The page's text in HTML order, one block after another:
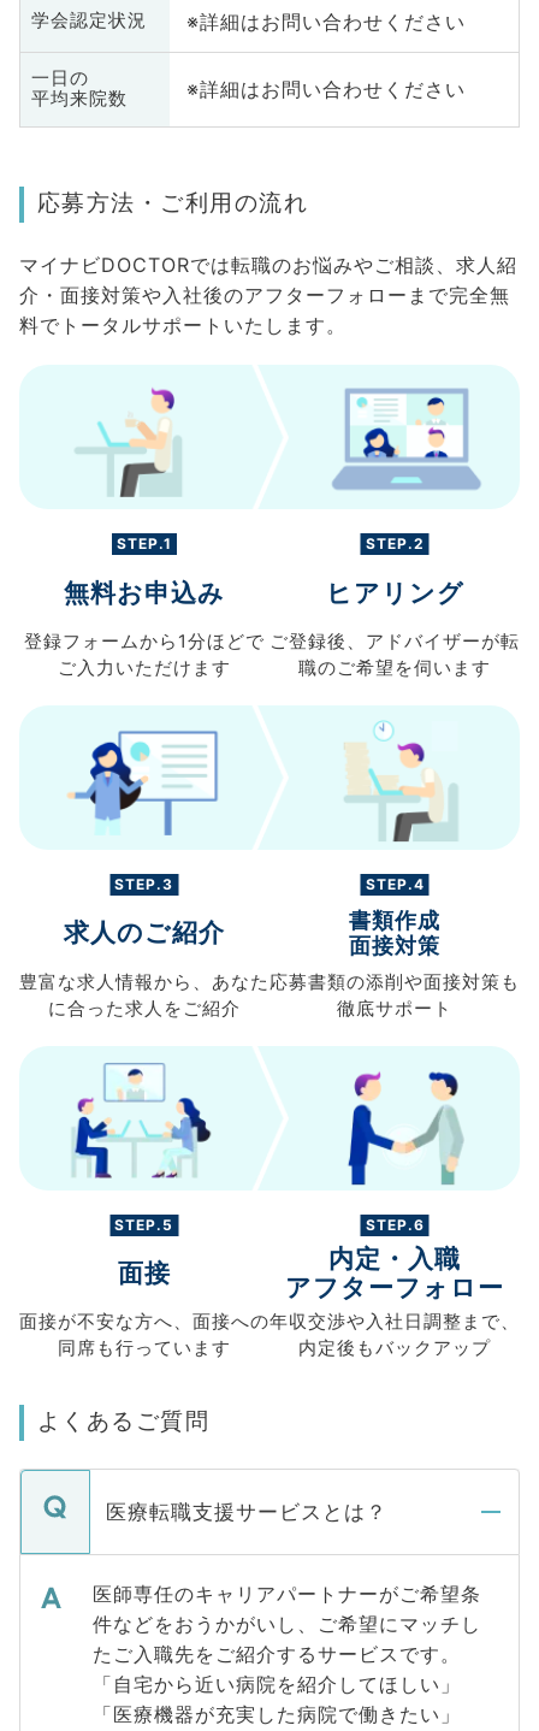
学会認定状況 ※詳細はお問い合わせください
一日の
平均来院数
※詳細はお問い合わせください
応募方法・ご利用の流れ
マイナビDOCTORでは転職のお悩みやご相談、求人紹
介・面接対策や入社後のアフターフォローまで完全無
料でトータルサポートいたします。
STEP.1
無料お申込み
登録フォームから 1分ほどで
ご入力 いただけます
STEP.2
ヒアリング
ご登録後、 アドバイザーが転
職のご希望を伺います
STEP.3
求人のご紹介
豊富な求人情報から、 あなた
に合った求人を ご紹介
STEP.4
書類作成
面接対策
応募書類の添削や面接対策も
徹底サポート
STEP.5
面接
面接が不安な方へ、 面接への
同席も行っています
STEP.6
内定・入職
アフターフォロー
年収交渉や入社日調整まで、
内定後もバックアップ
よくあるご質問
医療転職支援サービスとは？
医師専任のキャリアパートナーがご希望条
件などをおうかがいし、ご希望にマッチし
たご入職先をご紹介するサービスです。
「自宅から近い病院を紹介してほしい」
「医療機器が充実した病院で働きたい」